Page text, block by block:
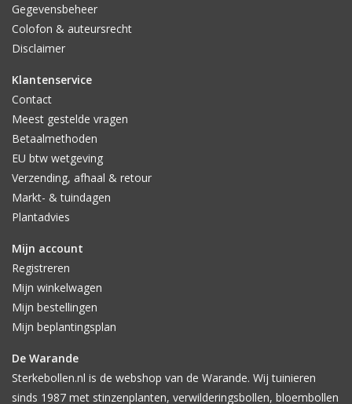
Gegevensbeheer
Colofon & auteursrecht
Disclaimer
Klantenservice
Contact
Meest gestelde vragen
Betaalmethoden
EU btw wetgeving
Verzending, afhaal & retour
Markt- & tuindagen
Plantadvies
Mijn account
Registreren
Mijn winkelwagen
Mijn bestellingen
Mijn beplantingsplan
De Warande
Sterkebollen.nl is de webshop van de Warande. Wij tuinieren
sinds 1987 met stinzenplanten, verwilderingsbollen, bloembollen